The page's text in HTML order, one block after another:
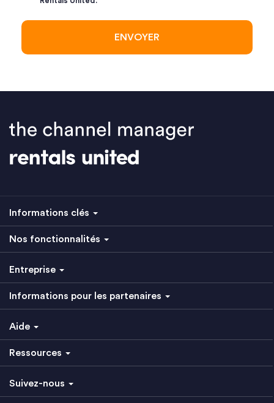
Informations clés
Nos fonctionnalités
Entreprise
Informations pour les partenaires
Aide
Ressources
Suivez-nous